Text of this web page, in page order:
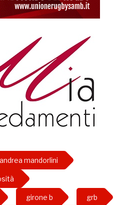
andrea mandorlini
girone b grb